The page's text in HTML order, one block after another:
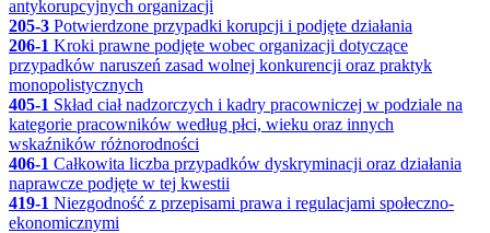
antykorupcyjnych organizacji
205-3 Potwierdzone przypadki korupcji i podjęte działania
206-1 Kroki prawne podjęte wobec organizacji dotyczące
przypadków naruszeń zasad wolnej konkurencji oraz praktyk
monopolistycznych
405-1 Skład ciał nadzorczych i kadry pracowniczej w podziale na
kategorie pracowników według płci, wieku oraz innych
wskaźników różnorodności
406-1 Całkowita liczba przypadków dyskryminacji oraz działania
naprawcze podjęte w tej kwestii
419-1 Niezgodność z przepisami prawa i regulacjami społeczno-
ekonomicznymi